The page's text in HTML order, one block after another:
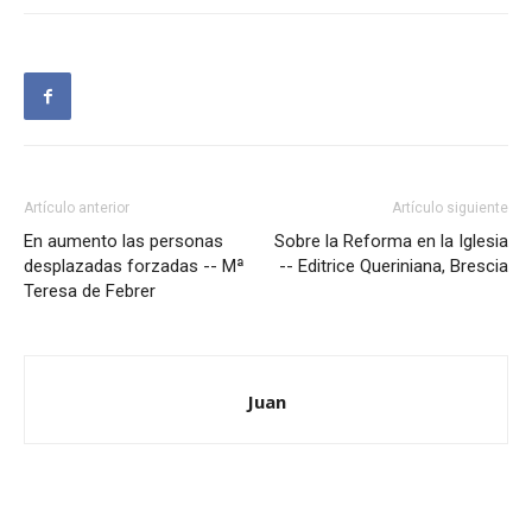
Artículo anterior
En aumento las personas
desplazadas forzadas -- Mª
Teresa de Febrer
Artículo siguiente
Sobre la Reforma en la Iglesia
-- Editrice Queriniana, Brescia
Juan